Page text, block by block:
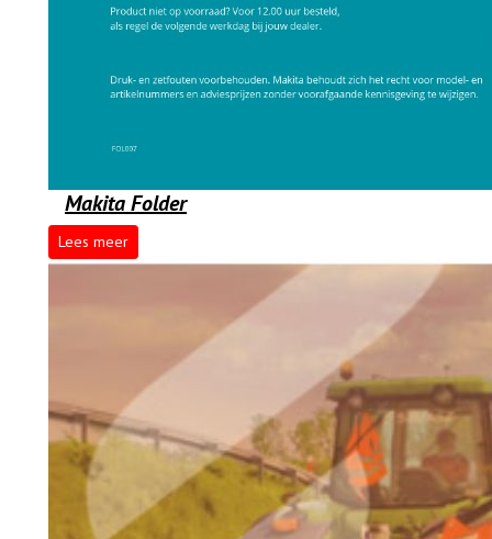
Makita Folder
Lees meer